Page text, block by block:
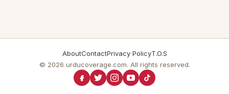
AboutContactPrivacy PolicyT.O.S
© 2026 urducoverage.com. All rights reserved.